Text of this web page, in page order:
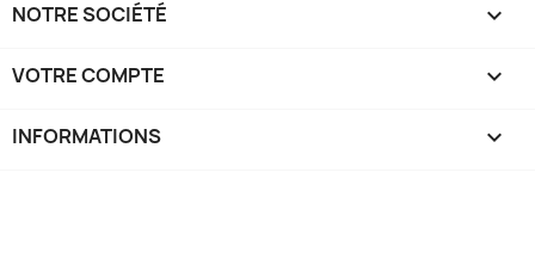
NOTRE SOCIÉTÉ 
VOTRE COMPTE 
INFORMATIONS keyboard_arrow_down